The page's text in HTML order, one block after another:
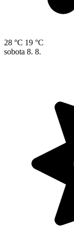
28 °C 19 °C
sobota 8. 8.